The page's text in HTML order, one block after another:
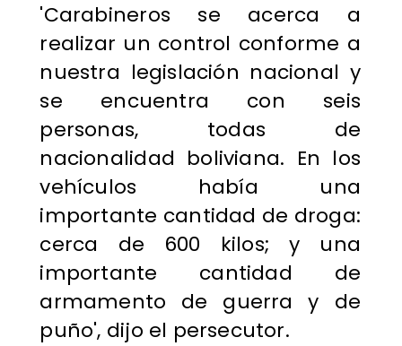
'Carabineros se acerca a
realizar un control conforme a
nuestra legislación nacional y
se encuentra con seis
personas, todas de
nacionalidad boliviana. En los
vehículos había una
importante cantidad de droga:
cerca de 600 kilos; y una
importante cantidad de
armamento de guerra y de
puño', dijo el persecutor.